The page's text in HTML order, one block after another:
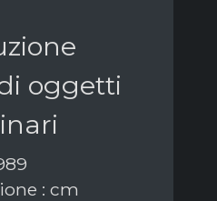
oggetti
: cm